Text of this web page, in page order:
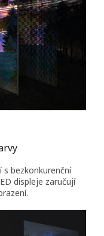
s bezkonkurenční
displeje zaručují